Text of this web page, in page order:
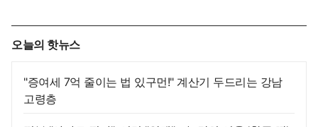
오늘의 핫뉴스
"증여세 7억 줄이는 법 있구먼!" 계산기 두드리는 강남
고령층